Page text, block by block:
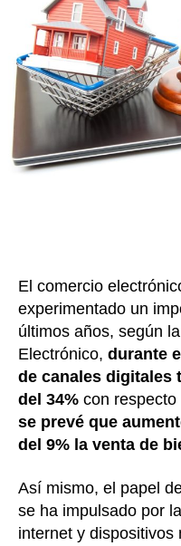
o
o
k
entrada
El comercio
experimentado un
últimos años, según
Electrónico, durante
de canales digitales
del 34% con
se prevé que
del 9% la venta de
Así mismo, el papel
se ha impulsado por
internet y